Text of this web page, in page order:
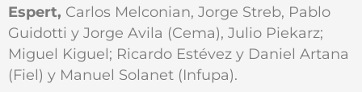
Espert, Carlos Melconian, Jorge Streb, Pablo
Guidotti y Jorge Avila (Cema), Julio Piekarz;
Miguel Kiguel; Ricardo Estévez y Daniel Artana
(Fiel) y Manuel Solanet (Infupa).